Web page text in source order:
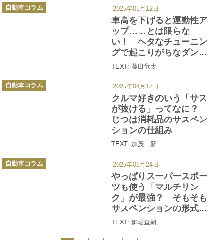
「RS★R」「BRIDE」を
直撃した
車高を下げると運動性ア
ップ……とは限らな
い！ ヘタなチューニン
グで起こりがちなダンパ
ーの「底づき」とは？
TEXT: 藤田竜太
カ
テ
自動車コラム 2025年05月12日
クルマ好きのいう「サス
が抜ける」ってなに？
じつは消耗品のサスペン
ションの仕組み
TEXT: 加茂 新
カ
テ
ゴ
自動車コラム 2025年04月17日
やっぱりスーパースポー
ツも使う「マルチリン
ク」が最強？ そもそも
サスペンションの形式で
なにが変わるのか
TEXT: 御堀直嗣
カ
テ
自動車コラム 2025年03月24日